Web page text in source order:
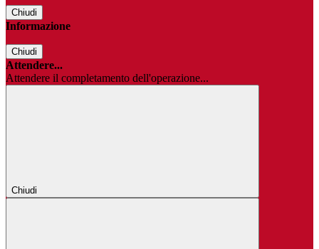
Chiudi
Informazione
Chiudi
Attendere...
Attendere il completamento dell'operazione...
Chiudi